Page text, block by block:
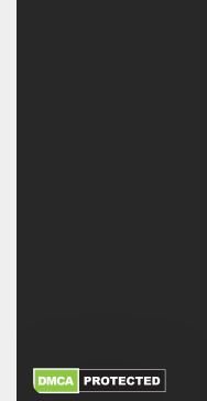
XEM THÊM